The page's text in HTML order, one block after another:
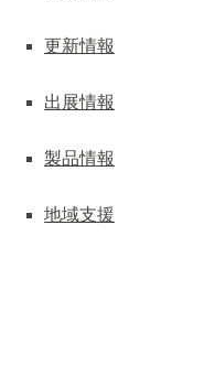
更新情報
出展情報
製品情報
地域支援